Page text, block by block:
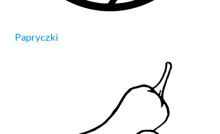
Papryczki